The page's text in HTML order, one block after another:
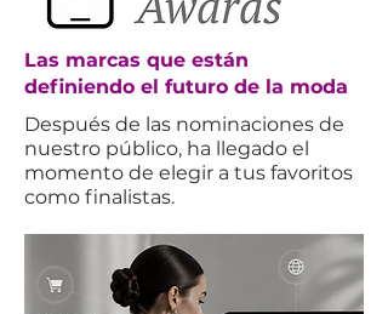
Las marcas que están
definiendo el futuro de la moda
Después de las nominaciones de
nuestro público, ha llegado el
momento de elegir a tus favoritos
como finalistas.